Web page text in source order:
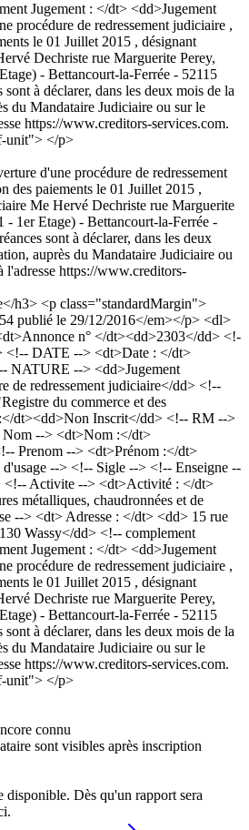
Jugement : </dt> <dd>Jugement
procédure de redressement judiciaire ,
le 01 Juillet 2015 , désignant
Dechriste rue Marguerite Perey,
- Bettancourt-la-Ferrée - 52115
à déclarer, dans les deux mois de la
du Mandataire Judiciaire ou sur le
https://www.creditors-services.com.
unit"> </p>
d'une procédure de redressement
des paiements le 01 Juillet 2015 ,
Me Hervé Dechriste rue Marguerite
- 1er Etage) - Bettancourt-la-Ferrée -
sont à déclarer, dans les deux
auprès du Mandataire Judiciaire ou
l'adresse https://www.creditors-
h3> <p class="standardMargin">
publié le 29/12/2016</em></p> <dl>
n° </dt><dd>2303</dd> <!-
<!-- DATE --> <dt>Date : </dt>
NATURE --> <dd>Jugement
de redressement judiciaire</dd> <!--
du commerce et des
dt><dd>Non Inscrit</dd> <!-- RM -->
--> <dt>Nom :</dt>
Prenom --> <dt>Prénom :</dt>
--> <!-- Sigle --> <!-- Enseigne --
<!-- Activite --> <dt>Activité : </dt>
métalliques, chaudronnées et de
--> <dt> Adresse : </dt> <dd> 15 rue
Wassy</dd> <!-- complement
Jugement : </dt> <dd>Jugement
procédure de redressement judiciaire ,
le 01 Juillet 2015 , désignant
Dechriste rue Marguerite Perey,
- Bettancourt-la-Ferrée - 52115
à déclarer, dans les deux mois de la
du Mandataire Judiciaire ou sur le
https://www.creditors-services.com.
unit"> </p>
connu
sont visibles après inscription
disponible. Dès qu'un rapport sera